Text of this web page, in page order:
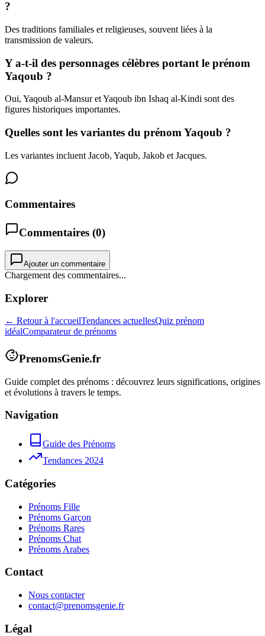
?
Des traditions familiales et religieuses, souvent liées à la
transmission de valeurs.
Y a-t-il des personnages célèbres portant le prénom
Yaqoub ?
Oui, Yaqoub al-Mansur et Yaqoub ibn Ishaq al-Kindi sont des
figures historiques importantes.
Quelles sont les variantes du prénom Yaqoub ?
Les variantes incluent Jacob, Yaqub, Jakob et Jacques.
Commentaires
Commentaires (0)
Ajouter un commentaire
Chargement des commentaires...
Explorer
← Retour à l'accueilTendances actuellesQuiz prénom
idéalComparateur de prénoms
PrenomsGenie.fr
Guide complet des prénoms : découvrez leurs significations, origines
et évolutions à travers le temps.
Navigation
Guide des Prénoms
Tendances 2024
Catégories
Prénoms Fille
Prénoms Garçon
Prénoms Rares
Prénoms Chat
Prénoms Arabes
Contact
Nous contacter
contact@prenomsgenie.fr
Légal